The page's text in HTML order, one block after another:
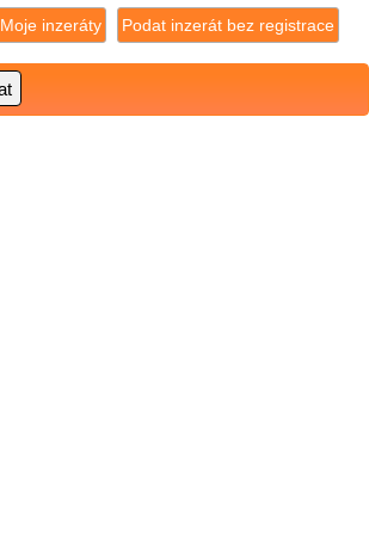
Podat inzerát bez registrace
Moje inzeráty